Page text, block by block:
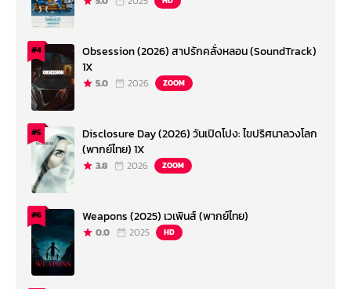
#4
Obsession (2026) สาปรักคลั่งหลอน (SoundTrack)
1X
5.0 2026 ZOOM
#5
Disclosure Day (2026) วันเปิดโปง: ไขปริศนาลวงโลก
(พากย์ไทย) 1X
3.8 2026 ZOOM
#6 Weapons (2025) เวเพินส์ (พากย์ไทย)
0.0 2025 HD